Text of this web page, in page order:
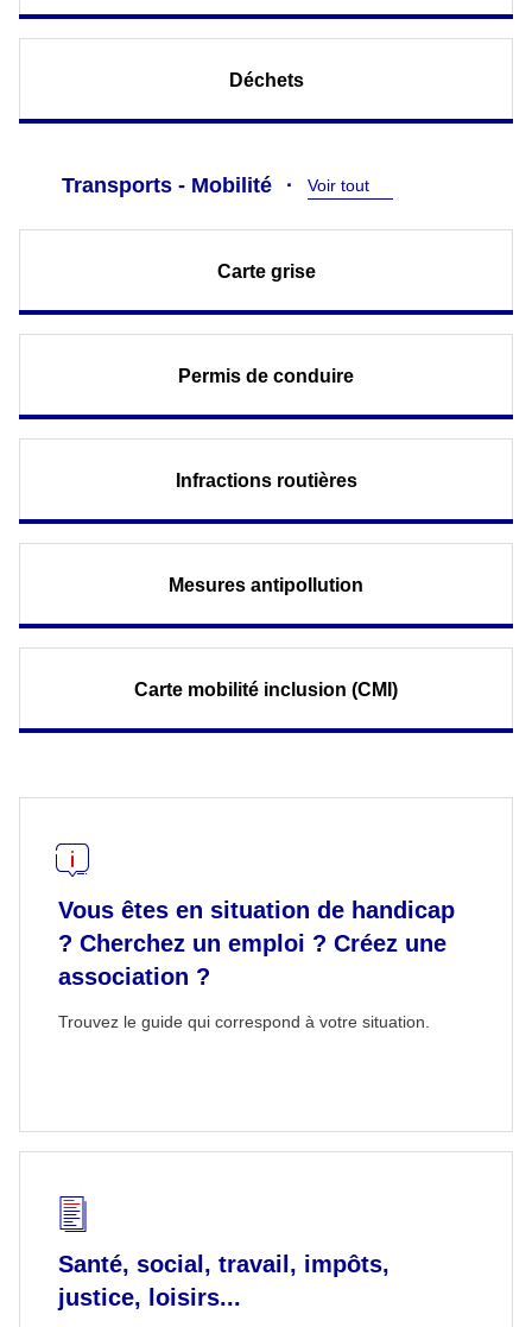
Déchets
Transports - Mobilité Voir tout
Carte grise
Permis de conduire
Infractions routières
Mesures antipollution
Carte mobilité inclusion (CMI)
Vous êtes en situation de handicap
? Cherchez un emploi ? Créez une
association ?
Trouvez le guide qui correspond à votre situation.
Santé, social, travail, impôts,
justice, loisirs...